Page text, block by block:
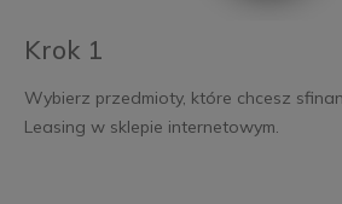
Krok 1
Wybierz przedmioty, które chcesz
Leasing w sklepie internetowym.